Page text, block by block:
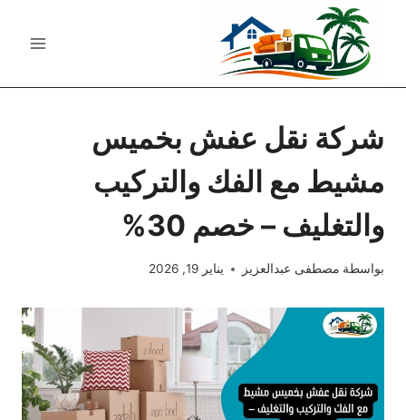
المحتوى
شركة نقل عفش بخميس
مشيط مع الفك والتركيب
والتغليف – خصم 30%
بواسطة مصطفى عبدالعزيز يناير 19, 2026